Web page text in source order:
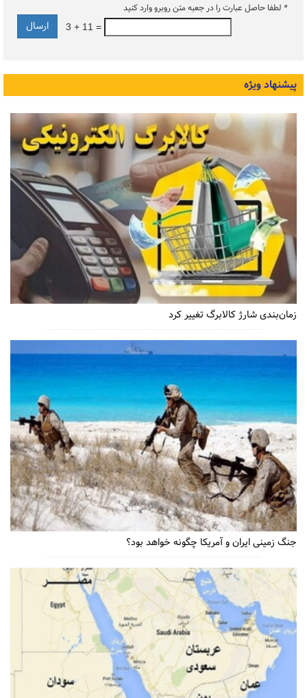
* لطفا حاصل عبارت را در جعبه متن روبرو وارد کنید
3 + 11 =
پیشنهاد ویژه
زمان‌بندی شارژ کالابرگ تغییر کرد
جنگ زمینی ایران و آمریکا چگونه خواهد بود؟